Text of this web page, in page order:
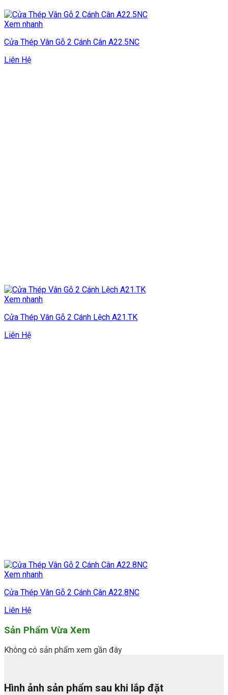
Xem nhanh
Cửa Thép Vân Gỗ 2 Cánh Cân A22.5NC
Liên Hệ
Xem nhanh
Cửa Thép Vân Gỗ 2 Cánh Lệch A21.TK
Liên Hệ
Xem nhanh
Cửa Thép Vân Gỗ 2 Cánh Cân A22.8NC
Liên Hệ
Sản Phẩm Vừa Xem
Không có sản phẩm xem gần đây
Hình ảnh sản phẩm sau khi lắp đặt